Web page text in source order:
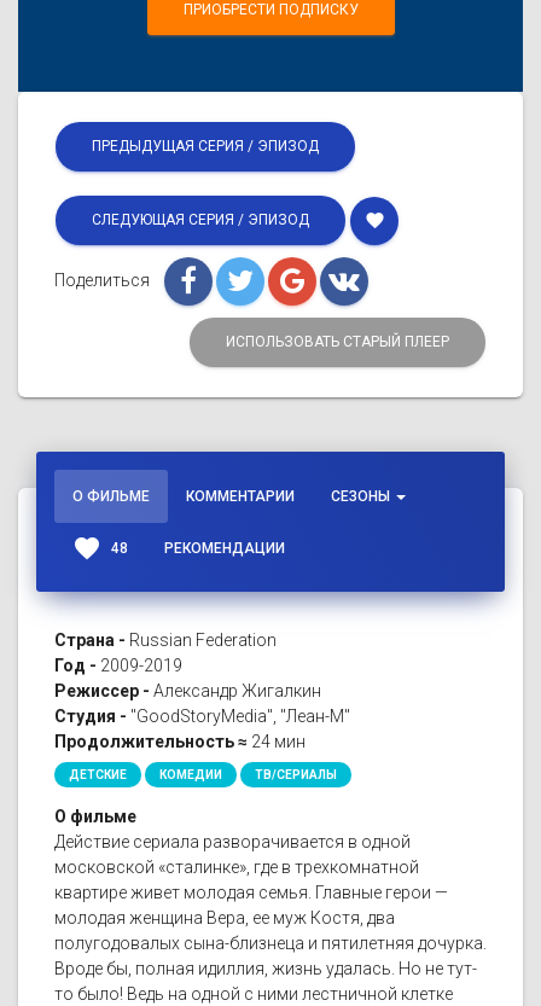
ПРИОБРЕСТИ ПОДПИСКУ
ПРЕДЫДУЩАЯ СЕРИЯ / ЭПИЗОД
СЛЕДУЮЩАЯ СЕРИЯ / ЭПИЗОД favorite
Поделиться
ИСПОЛЬЗОВАТЬ СТАРЫЙ ПЛЕЕР
О ФИЛЬМЕ КОММЕНТАРИИ СЕЗОНЫ
favorite 48 РЕКОМЕНДАЦИИ
Страна - Russian Federation
Год - 2009-2019
Режиссер - Александр Жигалкин
Студия - "GoodStoryMedia", "Леан-М"
Продолжительность ≈ 24 мин
ДЕТСКИЕ КОМЕДИИ ТВ/СЕРИАЛЫ
О фильме
Действие сериала разворачивается в одной
московской «сталинке», где в трехкомнатной
квартире живет молодая семья. Главные герои —
молодая женщина Вера, ее муж Костя, два
полугодовалых сына-близнеца и пятилетняя дочурка.
Вроде бы, полная идиллия, жизнь удалась. Но не тут-
то было! Ведь на одной с ними лестничной клетке